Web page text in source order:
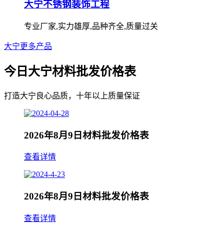
大宁不锈钢装饰工程
专业厂家,实力雄厚,品种齐全,质量过关
大宁更多产品
今日大宁材料批发价格表
打造大宁良心品质，十年以上质量保证
2026年8月9日材料批发价格表
查看详情
2026年8月9日材料批发价格表
查看详情